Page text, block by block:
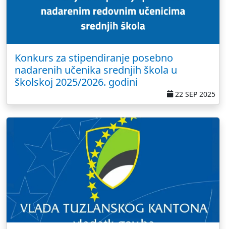
Konkurs za stipendiranje posebno
nadarenih učenika srednjih škola u
školskoj 2025/2026. godini
22 SEP 2025